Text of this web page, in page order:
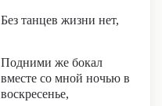
Без танцев жизни нет,
Подними же бокал
вместе со мной ночью в
воскресенье,